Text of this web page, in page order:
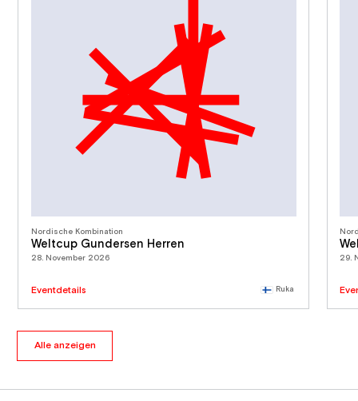
Nordische Kombination
Weltcup Gundersen Herren
28. November 2026
Eventdetails Ruka
29.
Alle anzeigen